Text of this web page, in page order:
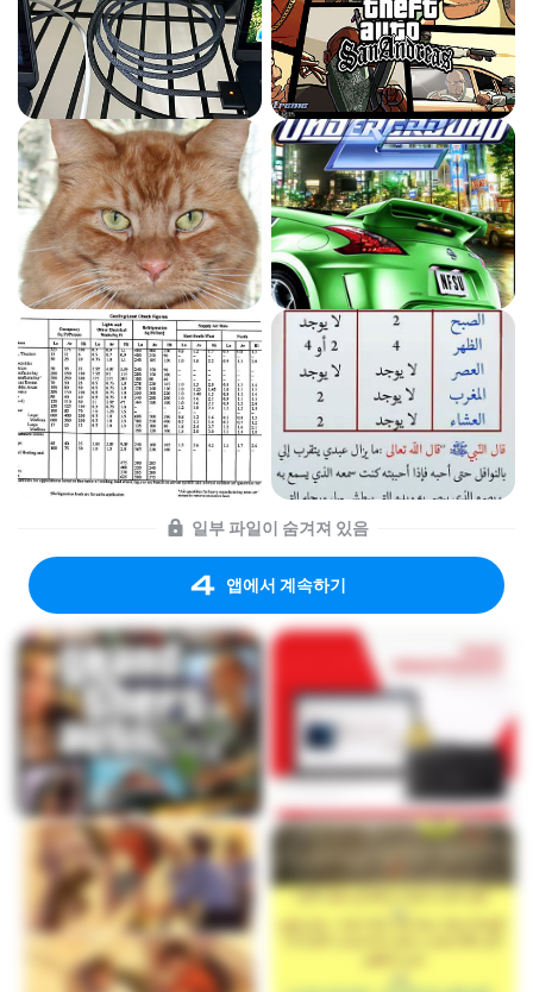
일부 파일이 숨겨져 있음
앱에서 계속하기